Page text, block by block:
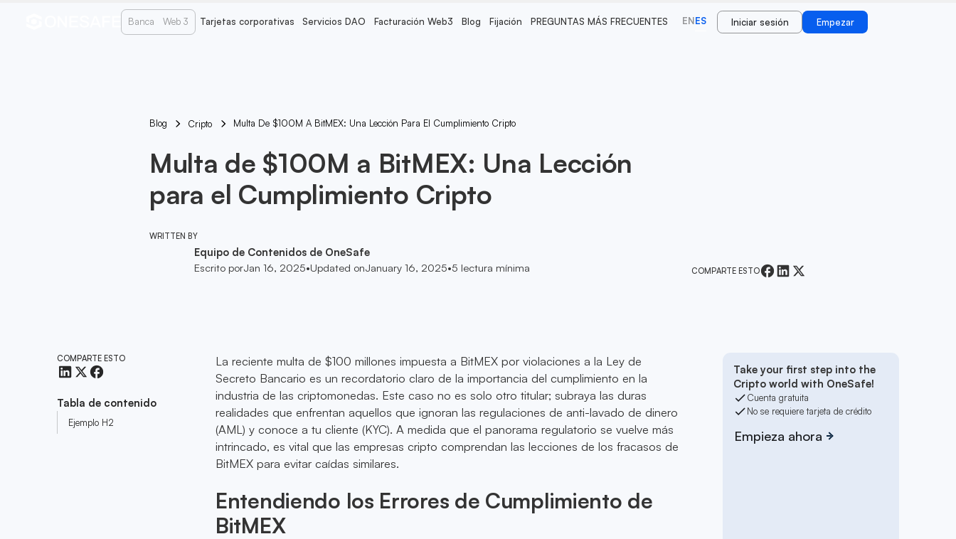
Banca Web 3 Tarjetas corporativas Servicios DAO Facturación Web3 Blog Fijación PREGUNTAS MÁS FRECUENTES ENES Iniciar sesión Empezar
Blog Cripto Multa De $100M A BitMEX: Una Lección Para El Cumplimiento Cripto
Multa de $100M a BitMEX: Una Lección
para el Cumplimiento Cripto
WRITTEN BY
Equipo de Contenidos de OneSafe
Escrito porJan 16, 2025•Updated onJanuary 16, 2025•5 lectura mínima COMPARTE ESTO
COMPARTE ESTO
Tabla de contenido
Ejemplo H2
La reciente multa de $100 millones impuesta a BitMEX por violaciones a la Ley de
Secreto Bancario es un recordatorio claro de la importancia del cumplimiento en la
industria de las criptomonedas. Este caso no es solo otro titular; subraya las duras
realidades que enfrentan aquellos que ignoran las regulaciones de anti-lavado de dinero
(AML) y conoce a tu cliente (KYC). A medida que el panorama regulatorio se vuelve más
intrincado, es vital que las empresas cripto comprendan las lecciones de los fracasos de
BitMEX para evitar caídas similares.
Entendiendo los Errores de Cumplimiento de
BitMEX
Take your first step into the
Cripto world with OneSafe!
Cuenta gratuita
No se requiere tarjeta de crédito
Empieza ahora